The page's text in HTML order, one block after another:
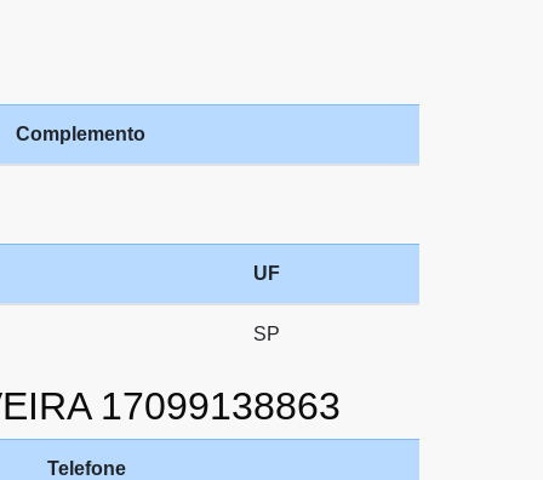
Complemento
UF
SP
17099138863
Telefone